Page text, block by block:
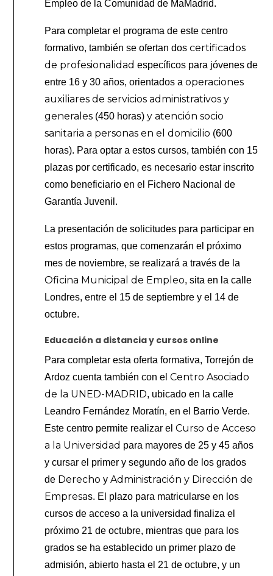
Empleo de la Comunidad de MaMadrid.
Para completar el programa de este centro
formativo, también se ofertan doscertificados
de profesionalidad específicos para jóvenes de
entre 16 y 30 años, orientados aoperaciones
auxiliares de servicios administrativos y
generales (450 horas)y atención socio
sanitaria a personas en el domicilio (600
horas). Para optar a estos cursos, también con 15
plazas por certificado, es necesario estar inscrito
como beneficiario en el Fichero Nacional de
Garantía Juvenil.
La presentación de solicitudes para participar en
estos programas, que comenzarán el próximo
mes de noviembre, se realizará a través de la
Oficina Municipal de Empleo, sita en la calle
Londres, entre el 15 de septiembre y el 14 de
octubre.
Educación a distancia y cursos online
Para completar esta oferta formativa, Torrejón de
Ardoz cuenta también con elCentro Asociado
de la UNED-MADRID, ubicado en la calle
Leandro Fernández Moratín, en el Barrio Verde.
Este centro permite realizar el Curso de Acceso
a la Universidad para mayores de 25 y 45 años
y cursar el primer y segundo año de los grados
de Derecho y Administración y Dirección de
Empresas. El plazo para matricularse en los
cursos de acceso a la universidad finaliza el
próximo 21 de octubre, mientras que para los
grados se ha establecido un primer plazo de
admisión, abierto hasta el 21 de octubre, y un